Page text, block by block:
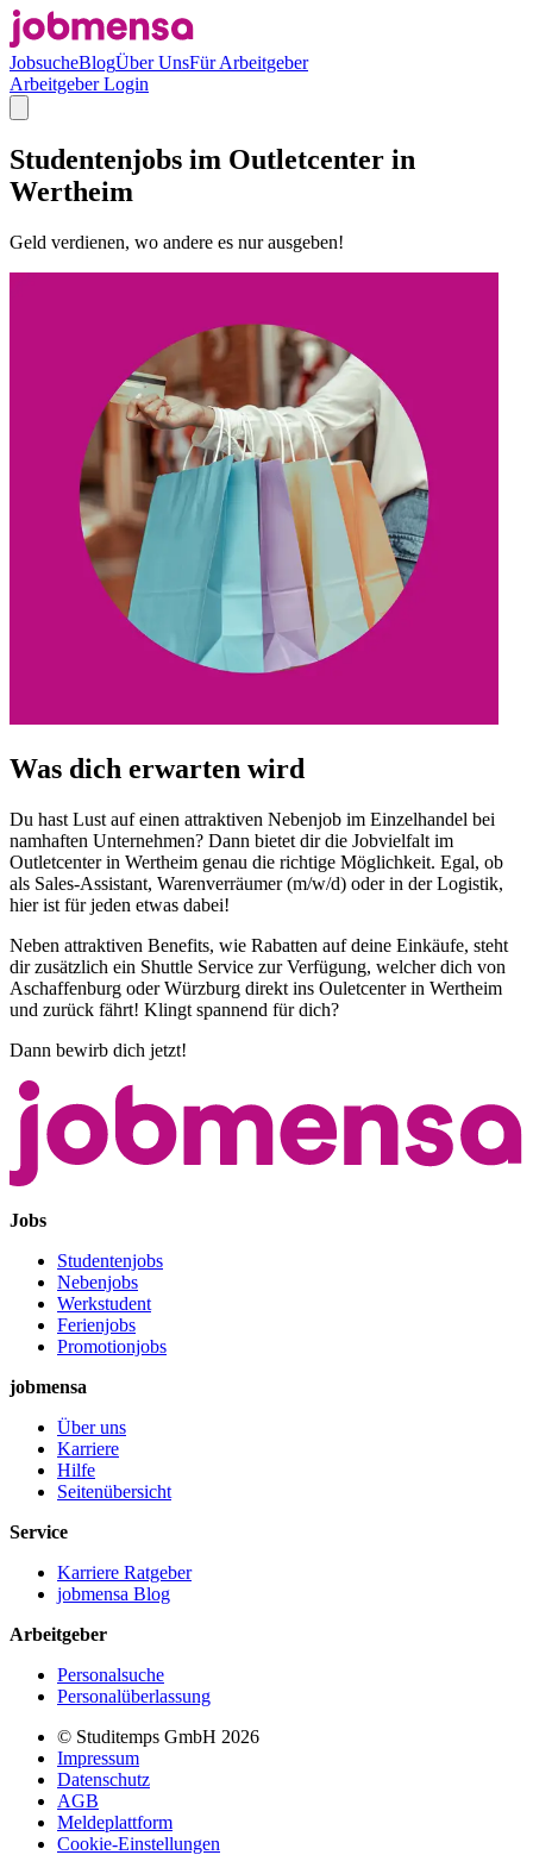
JobsucheBlogÜber UnsFür Arbeitgeber
Arbeitgeber Login
Studentenjobs im Outletcenter in
Wertheim
Geld verdienen, wo andere es nur ausgeben!
Was dich erwarten wird
Du hast Lust auf einen attraktiven Nebenjob im Einzelhandel bei
namhaften Unternehmen? Dann bietet dir die Jobvielfalt im
Outletcenter in Wertheim genau die richtige Möglichkeit. Egal, ob
als Sales-Assistant, Warenverräumer (m/w/d) oder in der Logistik,
hier ist für jeden etwas dabei!
Neben attraktiven Benefits, wie Rabatten auf deine Einkäufe, steht
dir zusätzlich ein Shuttle Service zur Verfügung, welcher dich von
Aschaffenburg oder Würzburg direkt ins Ouletcenter in Wertheim
und zurück fährt! Klingt spannend für dich?
Dann bewirb dich jetzt!
Jobs
Studentenjobs
Nebenjobs
Werkstudent
Ferienjobs
Promotionjobs
jobmensa
Über uns
Karriere
Hilfe
Seitenübersicht
Service
Karriere Ratgeber
jobmensa Blog
Arbeitgeber
Personalsuche
Personalüberlassung
© Studitemps GmbH 2026
Impressum
Datenschutz
AGB
Meldeplattform
Cookie-Einstellungen